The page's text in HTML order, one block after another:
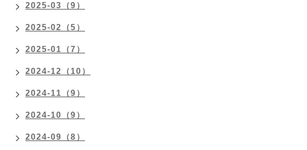
2025-03（9）
2025-02（5）
2025-01（7）
2024-12（10）
2024-11（9）
2024-10（9）
2024-09（8）